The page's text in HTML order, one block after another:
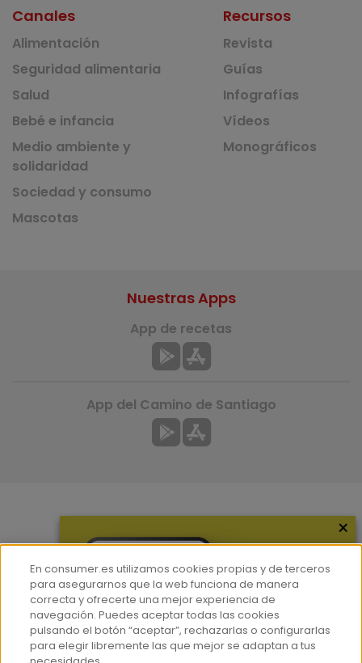
Canales
Alimentación
Seguridad alimentaria
Salud
Bebé e infancia
Medio ambiente y
solidaridad
Sociedad y consumo
Mascotas
Recursos
Revista
Guías
Infografías
Vídeos
Monográficos
Hemeroteca
Contacto
Prensa
Nuestras Apps
App de recetas
App del Camino de Santiago
×
En consumer.es utilizamos cookies propias y de terceros
para asegurarnos que la web funciona de manera
correcta y ofrecerte una mejor experiencia de
navegación. Puedes aceptar todas las cookies
pulsando el botón “aceptar”, rechazarlas o configurarlas
para elegir libremente las que mejor se adaptan a tus